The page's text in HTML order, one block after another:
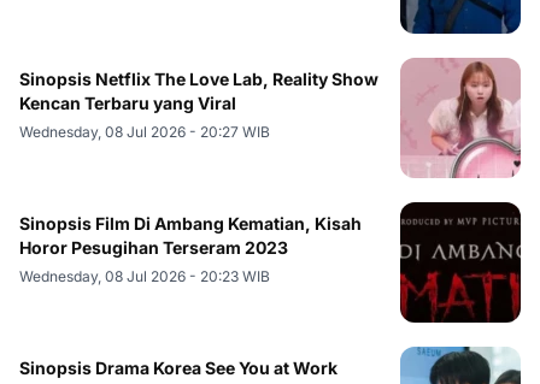
Sinopsis Netflix The Love Lab, Reality Show
Kencan Terbaru yang Viral
Wednesday, 08 Jul 2026 - 20:27 WIB
Sinopsis Film Di Ambang Kematian, Kisah
Horor Pesugihan Terseram 2023
Wednesday, 08 Jul 2026 - 20:23 WIB
Sinopsis Drama Korea See You at Work